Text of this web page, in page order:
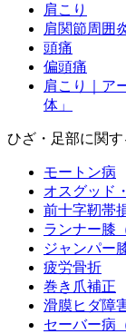
肩こり
肩関節周囲
頭痛
偏頭痛
肩こり｜ア
体」
ひざ・足部に関
モートン病
オスグッド
前十字靭帯
ランナー膝
ジャンパー
疲労骨折
巻き爪補正
滑膜ヒダ障
セーバー病